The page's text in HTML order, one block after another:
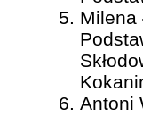
Milena
Antoni